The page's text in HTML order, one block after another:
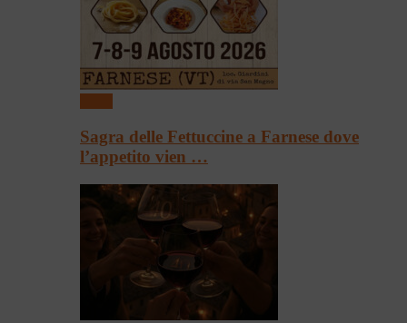
Sagra delle Fettuccine a Farnese dove
l’appetito vien …